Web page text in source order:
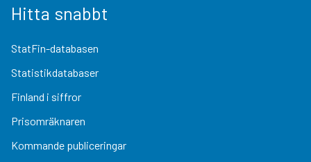
Hitta snabbt
StatFin-databasen
Statistikdatabaser
Finland i siffror
Prisomräknaren
Kommande publiceringar